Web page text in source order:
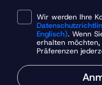
Wir werden Ihre
Englisch). Wenn
erhalten möchten,
Präferenzen